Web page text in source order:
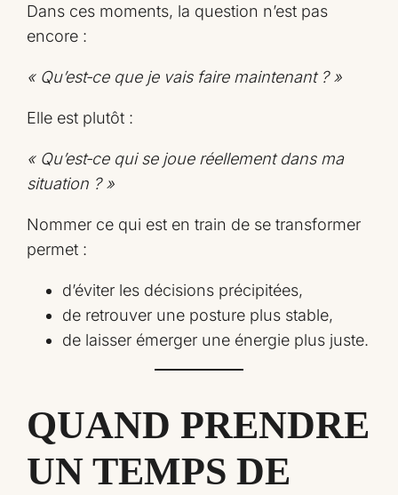
Dans ces moments, la question n’est pas
encore :
« Qu’est‑ce que je vais faire maintenant ? »
Elle est plutôt :
« Qu’est‑ce qui se joue réellement dans ma
situation ? »
Nommer ce qui est en train de se transformer
permet :
d’éviter les décisions précipitées,
de retrouver une posture plus stable,
de laisser émerger une énergie plus juste.
QUAND PRENDRE
UN TEMPS DE